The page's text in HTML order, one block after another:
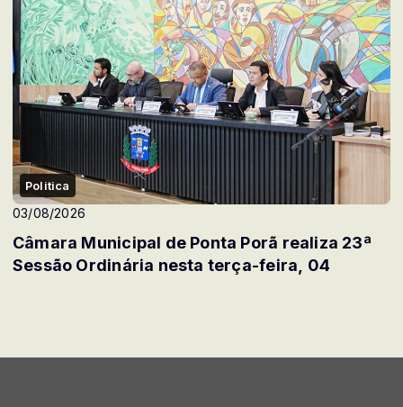
Politica
03/08/2026
Câmara Municipal de Ponta Porã realiza 23ª
Sessão Ordinária nesta terça-feira, 04